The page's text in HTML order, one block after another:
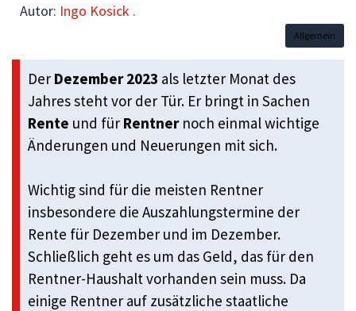
Autor: Ingo Kosick .
Allgemein
Der Dezember 2023 als letzter Monat des
Jahres steht vor der Tür. Er bringt in Sachen
Rente und für Rentnernoch einmal wichtige
Änderungen und Neuerungen mit sich.
Wichtig sind für die meisten Rentner
insbesondere die Auszahlungstermine der
Rente für Dezember und im Dezember.
Schließlich geht es um das Geld, das für den
Rentner-Haushalt vorhanden sein muss. Da
einige Rentner auf zusätzliche staatliche